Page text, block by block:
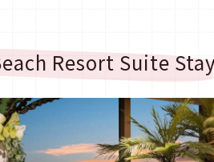
Resort Suite Stay